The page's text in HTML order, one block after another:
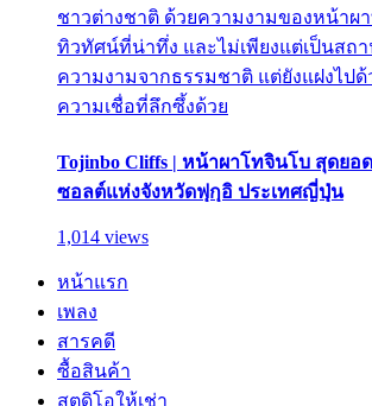
ชาวต่างชาติ ด้วยความงามของหน้าผ
ทิวทัศน์ที่น่าทึ่ง และไม่เพียงแต่เป็นสถ
ความงามจากธรรมชาติ แต่ยังแฝงไป
ความเชื่อที่ลึกซึ้งด้วย
Tojinbo Cliffs | หน้าผาโทจินโบ สุดยอ
ซอลต์แห่งจังหวัดฟุกุอิ ประเทศญี่ปุ่น
1,014 views
หน้าแรก
เพลง
สารคดี
ซื้อสินค้า
สตูดิโอให้เช่า